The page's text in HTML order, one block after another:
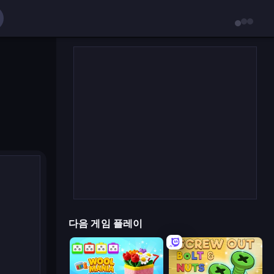
다음 게임 플레이